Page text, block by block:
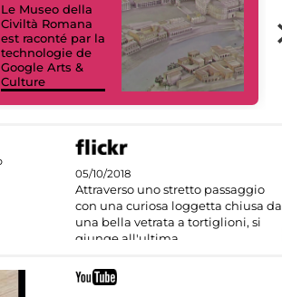
Le Museo della
Civiltà Romana
est raconté par la
technologie de
Google Arts &
Culture
05/10/2018
Attraverso uno stretto passaggio
con una curiosa loggetta chiusa da
una bella vetrata a tortiglioni, si
giunge all'ultima